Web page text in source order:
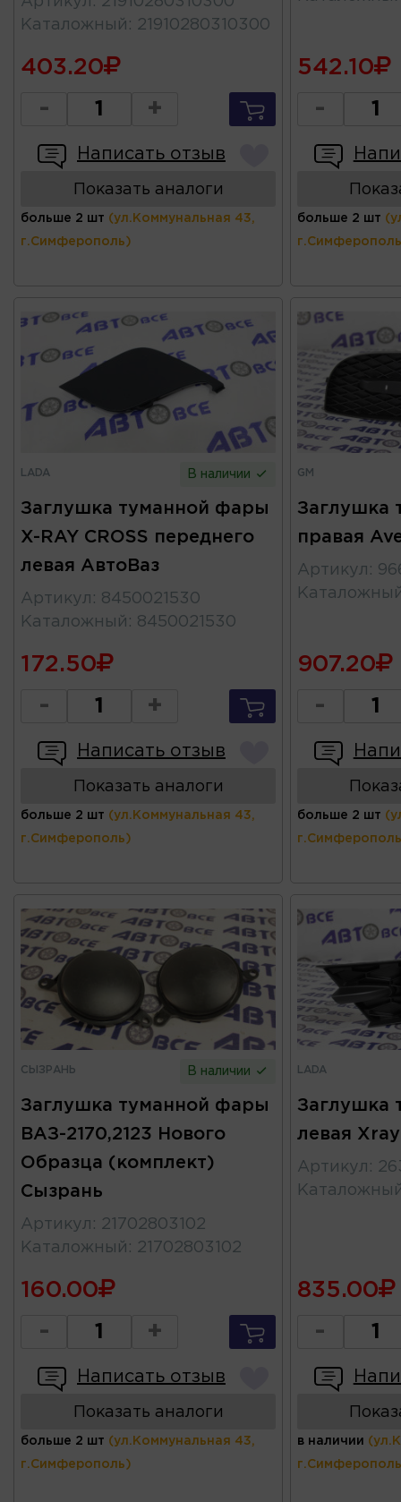
Каталожный : 21910280310300
403.20
- +
Написать отзыв
Показать аналоги
больше 2 шт (ул.Коммунальная 43,
г.Симферополь)
542.10
-
больше 2 шт
LADA В наличии
Заглушка туманной фары
X-RAY CROSS переднего
левая АвтоВаз
Артикул : 8450021530
Каталожный : 8450021530
172.50
- +
Написать отзыв
Показать аналоги
больше 2 шт (ул.Коммунальная 43,
г.Симферополь)
GM
Заглушка
правая
Артикул :
907.20
-
больше 2 шт
СЫЗРАНЬ В наличии
Заглушка туманной фары
ВАЗ-2170,2123 Нового
Образца (комплект)
Сызрань
Артикул : 21702803102
Каталожный : 21702803102
160.00
- +
Написать отзыв
Показать аналоги
больше 2 шт (ул.Коммунальная 43,
г.Симферополь)
LADA
Заглушка
левая
Артикул :
835.00
-
в наличии